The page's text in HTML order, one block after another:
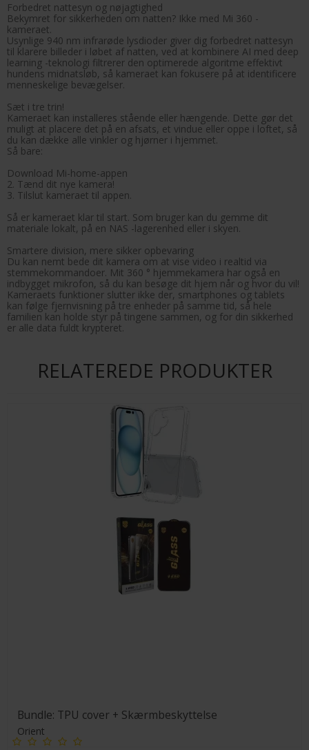
Forbedret nattesyn og nøjagtighed
Bekymret for sikkerheden om natten? Ikke med Mi 360 -
kameraet.
Usynlige 940 nm infrarøde lysdioder giver dig forbedret nattesyn
til klarere billeder i løbet af natten, ved at kombinere AI med deep
learning -teknologi filtrerer den optimerede algoritme effektivt
hundens midnatsløb, så kameraet kan fokusere på at identificere
menneskelige bevægelser.
Sæt i tre trin!
Kameraet kan installeres stående eller hængende. Dette gør det
muligt at placere det på en afsats, et vindue eller oppe i loftet, så
du kan dække alle vinkler og hjørner i hjemmet.
Så bare:
Download Mi-home-appen
2. Tænd dit nye kamera!
3. Tilslut kameraet til appen.
Så er kameraet klar til start. Som bruger kan du gemme dit
materiale lokalt, på en NAS -lagerenhed eller i skyen.
Smartere division, mere sikker opbevaring
Du kan nemt bede dit kamera om at vise video i realtid via
stemmekommandoer. Mit 360 ° hjemmekamera har også en
indbygget mikrofon, så du kan besøge dit hjem når og hvor du vil!
Kameraets funktioner slutter ikke der, smartphones og tablets
kan følge fjernvisning på tre enheder på samme tid, så hele
familien kan holde styr på tingene sammen, og for din sikkerhed
er alle data fuldt krypteret.
RELATEREDE PRODUKTER
Bundle: TPU cover + Skærmbeskyttelse
Orient